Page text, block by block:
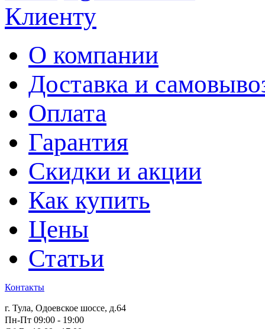
Клиенту
О компании
Доставка и
Оплата
Гарантия
Скидки и акции
Как купить
Цены
Статьи
Контакты
г. Тула, Одоевское шоссе, д.64
Пн-Пт 09:00 - 19:00